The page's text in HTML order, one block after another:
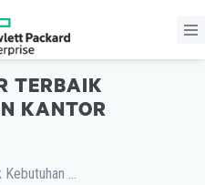
TERBAIK
KANTOR
Memilih PC Server Terbaik Untuk Kebutuhan Kantor